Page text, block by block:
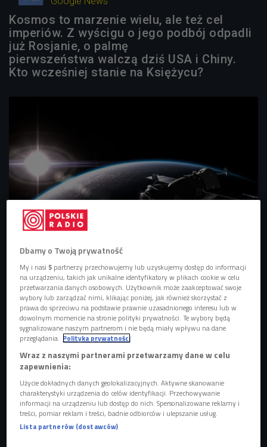
Kosmos to marzenie wielu, ale też cel
imperiów. Z wyścigu o jego podbój odpadli
już Rosjanie, o palmę
pierwszeństwa walczą dziś USA i Chiny.
Kto wcześniej stanie na Księżycu?
osiągnięcie. Oni wszyscy marzą o Księżycu.
Amerykanie wiele lat temu wyrzucili Chińczyków z
Międzynarodowej Stacji Kosmicznej. W tej sytuacji Państwo
Środka zdecydowało się na budowę własnej stacji. Ta
powstała w kwietniu 2021 roku.
stronie Księżyca otworzyło oczy reszcie świata na
zawodników w tym wyścigu kosmicznym- mówią zgodnie
Paweł i Michał ze studenckiej grupy astronomicznej Good
Night Collectiv. - Nie ma miesiąca, żebyśmy nie usłyszeli,
Dbamy o Twoją prywatność
My i nasi 5 partnerzy przechowujemy lub uzyskujemy dostęp do informacji
na urządzeniu, takich jak unikalne identyfikatory w plikach cookie w celu
przetwarzania danych osobowych. Użytkownik może zaakceptować swoje
wybory lub zarządzać nimi, klikając poniżej, jak również skorzystać z
prawa do sprzeciwu na podstawie prawnie uzasadnionego interesu lub w
dowolnym momencie na stronie polityki prywatności. Te wybory będą
sygnalizowane naszym partnerom i nie będą miały wpływu na dane
przeglądania.
Polityka prywatności
Wraz z naszymi partnerami przetwarzamy dane w celu
zapewnienia:
Użycie dokładnych danych geolokalizacyjnych. Aktywne skanowanie
charakterystyki urządzenia do celów identyfikacji. Przechowywanie
informacji na urządzeniu lub dostęp do nich. Spersonalizowane reklamy i
treści, pomiar reklam i treści, badnie odbiorców i ulepszanie usług.
Lista partnerów (dostawców)